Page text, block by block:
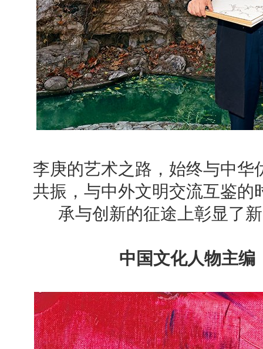
李庚的艺术之路，始终与中
共振，与中外文明交流互鉴的
承与创新的征途上彰显了
中国文化人物主